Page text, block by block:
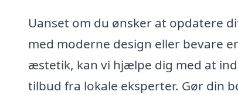
Uanset om du ønsker at opdatere
med moderne design eller bevare
æstetik, kan vi hjælpe dig med at
tilbud fra lokale eksperter. Gør din